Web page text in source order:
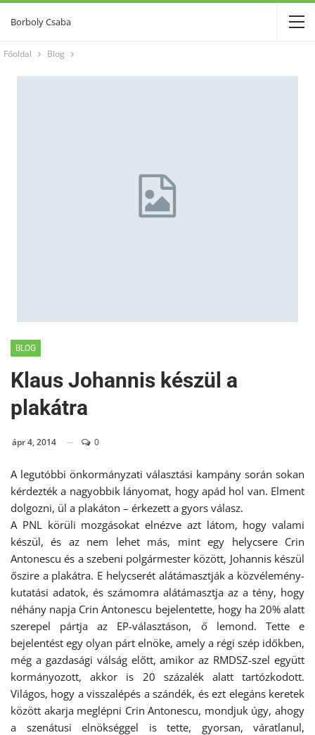
Borboly Csaba
Főoldal Blog
BLOG
Klaus Johannis készül a
plakátra
ápr 4, 2014 0
A legutóbbi önkormányzati választási kampány során sokan
kérdezték a nagyobbik lányomat, hogy apád hol van. Elment
dolgozni, ül a plakáton – érkezett a gyors válasz.
A PNL körüli mozgásokat elnézve azt látom, hogy valami
készül, és az nem lehet más, mint egy helycsere Crin
Antonescu és a szebeni polgármester között, Johannis készül
őszire a plakátra. E helycserét alátámasztják a közvélemény-
kutatási adatok, és számomra alátámasztja az a tény, hogy
néhány napja Crin Antonescu bejelentette, hogy ha 20% alatt
szerepel pártja az EP-választáson, ő lemond. Tette e
bejelentést egy olyan párt elnöke, amely a régi szép időkben,
még a gazdasági válság előtt, amikor az RMDSZ-szel együtt
kormányozott, akkor is 20 százalék alatt tartózkodott.
Világos, hogy a visszalépés a szándék, és ezt elegáns keretek
között akarja meglépni Crin Antonescu, mondjuk úgy, ahogy
a szenátusi elnökséggel is tette, gyorsan, váratlanul,